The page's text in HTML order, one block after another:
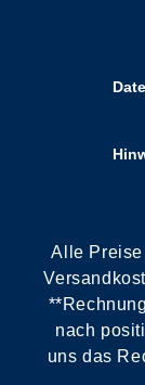
Alle
nach
uns das